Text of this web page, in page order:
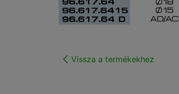
Vissza a termékekhez